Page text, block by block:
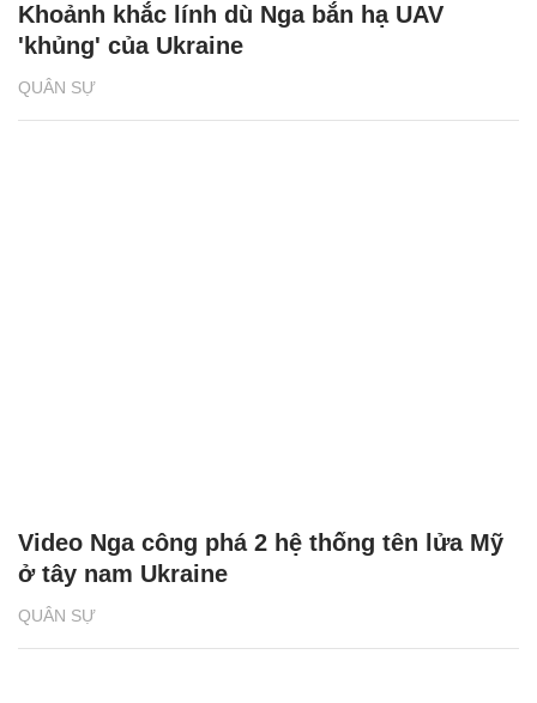
QUÂN SỰ
Khoảnh khắc lính dù Nga bắn hạ UAV
'khủng' của Ukraine
QUÂN SỰ
Video Nga công phá 2 hệ thống tên lửa Mỹ
ở tây nam Ukraine